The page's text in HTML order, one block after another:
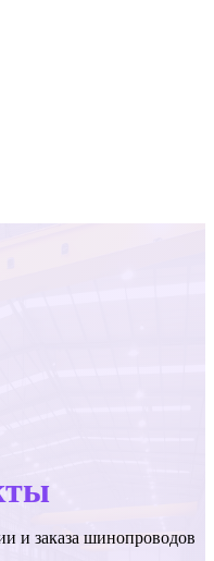
и заказа шинопроводов